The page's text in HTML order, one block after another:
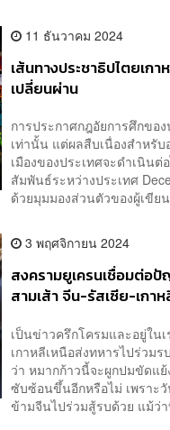
11 ธันวาคม 2024
เส้นทางประชาธิปไตยเก
เปลี่ยนผ่าน
การประกาศกฎอัยการศึกขอ
เท่านั้น แต่ผลสืบเนื่องสำหรับ
เมืองของประเทศจะดำเนิน
สัมพันธ์ระหว่างประเทศ
ด้วยมุมมองส่วนตัวของผู้เขีย
3 พฤศจิกายน 2024
สงครามยูเครนเชื่อมต่อ
สามเส้า จีน-รัสเซีย-เกา
เป็นข่าวครึกโครมและอยู่ใน
เกาหลีเหนือส่งทหารไปร่วม
ว่า หมากก้าวนี้จะผูกปมขัดแ
ซับซ้อนขึ้นอีกหรือไม่ เพราะ
ข้ามจีนไปร่วมสู้รบด้วย แม้ว่